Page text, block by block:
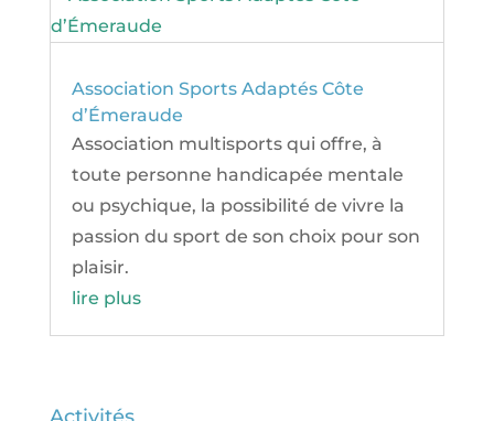
Association Sports Adaptés Côte
d’Émeraude
Association multisports qui offre, à
toute personne handicapée mentale
ou psychique, la possibilité de vivre la
passion du sport de son choix pour son
plaisir.
lire plus